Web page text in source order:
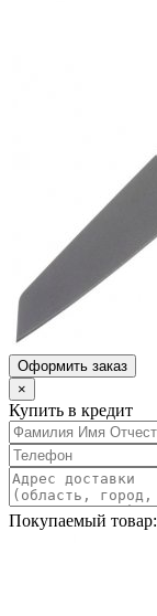
Оформить заказ
×
Купить в кредит
Покупаемый товар: